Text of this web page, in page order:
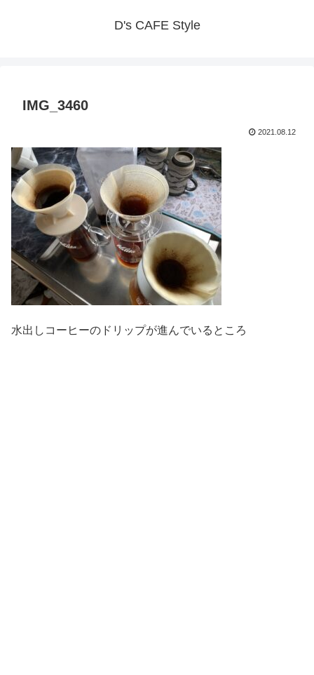
D's CAFE Style
IMG_3460
2021.08.12
水出しコーヒーのドリップが進んでいるところ